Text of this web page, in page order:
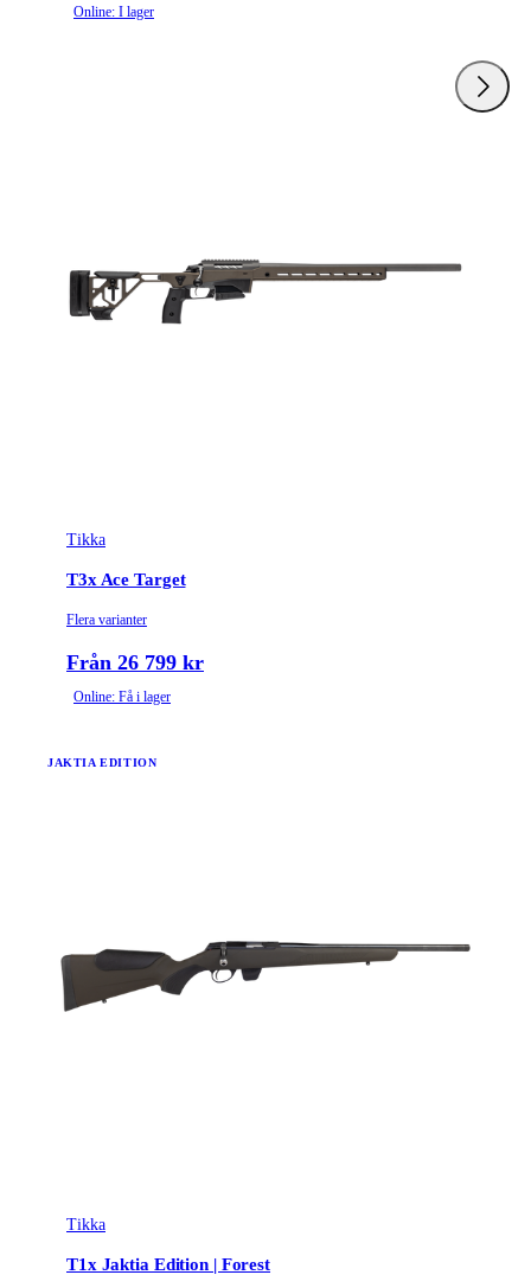
Online: I lager
Tikka
T3x Ace Target
Flera varianter
Från 26 799 kr
Online: Få i lager
Tikka
T1x Jaktia Edition | Forest
JAKTIA EDITION